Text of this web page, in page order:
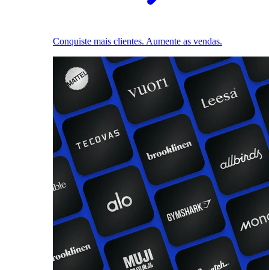
Conquiste mais clientes. Aumente as vendas.